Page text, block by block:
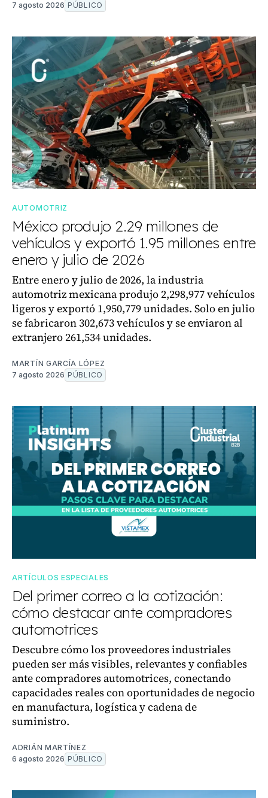
7 agosto 2026 PÚBLICO
AUTOMOTRIZ
México produjo 2.29 millones de
vehículos y exportó 1.95 millones entre
enero y julio de 2026
Entre enero y julio de 2026, la industria
automotriz mexicana produjo 2,298,977 vehículos
ligeros y exportó 1,950,779 unidades. Solo en julio
se fabricaron 302,673 vehículos y se enviaron al
extranjero 261,534 unidades.
MARTÍN GARCÍA LÓPEZ
7 agosto 2026 PÚBLICO
ARTÍCULOS ESPECIALES
Del primer correo a la cotización:
cómo destacar ante compradores
automotrices
Descubre cómo los proveedores industriales
pueden ser más visibles, relevantes y confiables
ante compradores automotrices, conectando
capacidades reales con oportunidades de negocio
en manufactura, logística y cadena de
suministro.
ADRIÁN MARTÍNEZ
6 agosto 2026 PÚBLICO